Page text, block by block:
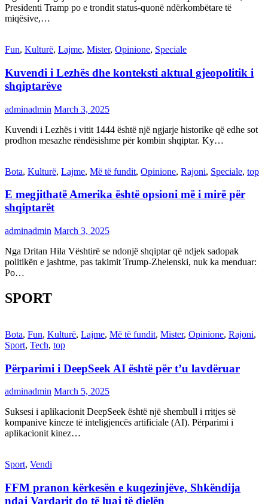
Presidenti Tramp po e trondit status-quonë ndërkombëtare të
miqësive,…
Fun, Kulturë, Lajme, Mister, Opinione, Speciale
Kuvendi i Lezhës dhe konteksti aktual gjeopolitik i
shqiptarëve
adminadmin March 3, 2025
Kuvendi i Lezhës i vitit 1444 është një ngjarje historike që edhe sot
prodhon mesazhe rëndësishme për kombin shqiptar. Ky…
Bota, Kulturë, Lajme, Më të fundit, Opinione, Rajoni, Speciale, top
E megjithatë Amerika është opsioni më i mirë për
shqiptarët
adminadmin March 3, 2025
Nga Dritan Hila Vështirë se ndonjë shqiptar që ndjek sadopak
politikën e jashtme, pas takimit Trump-Zhelenski, nuk ka menduar:
Po…
SPORT
Bota, Fun, Kulturë, Lajme, Më të fundit, Mister, Opinione, Rajoni,
Sport, Tech, top
Përparimi i DeepSeek AI është për t’u lavdëruar
adminadmin March 5, 2025
Suksesi i aplikacionit DeepSeek është një shembull i rritjes së
kompanive kineze të inteligjencës artificiale (AI). Përparimi i
aplikacionit kinez…
Sport, Vendi
FFM pranon kërkesën e kuqezinjëve, Shkëndija
ndaj Vardarit do të luaj të dielën